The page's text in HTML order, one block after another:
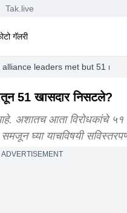
Tak.live
गॅलरी
leaders met but 51
51 खासदार निसटले?
अशातच आता विरोधकांचे ५१
घ्या याचविषयी
ADVERTISEMENT